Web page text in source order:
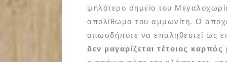
ψηλότερο σημείο του
απολίθωμα του αμμωνίτη. Ο
οπωσδήποτε να επαληθευτεί ως
δεν μαγαρίζεται τέτοιος